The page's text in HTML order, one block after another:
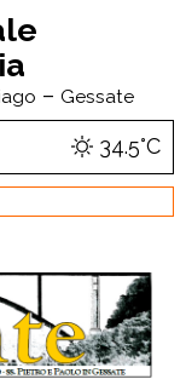
– Gessate
34.5°C